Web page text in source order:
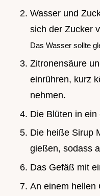
Wasser und
sich der Zucker
Das Wasser sollte
Zitronensäure
einrühren, kurz
nehmen.
Die Blüten in
Die heiße Sirup
gießen, sodass
Das Gefäß mit
An einem hellen